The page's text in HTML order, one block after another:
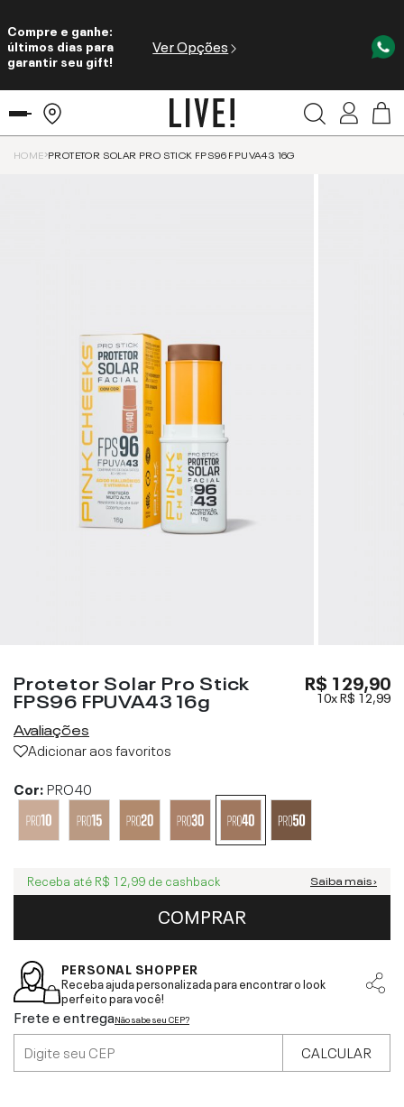
Compre e ganhe:
últimos dias para
garantir seu gift!
Ver Opções
HOME PROTETOR SOLAR PRO STICK FPS96 FPUVA43 16G
Protetor Solar Pro Stick
FPS96 FPUVA43 16g
Avaliações
Adicionar aos favoritos
R$ 129,90
10xR$ 12,99
Cor:PRO40
Receba até R$ 12,99 de cashback Saiba mais ›
COMPRAR
PERSONAL SHOPPER
Receba ajuda personalizada para encontrar o look
perfeito para você!
Frete e entregaNão sabe seu CEP?
CALCULAR